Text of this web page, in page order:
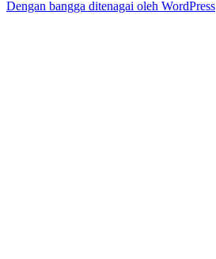
Dengan bangga ditenagai oleh WordPress